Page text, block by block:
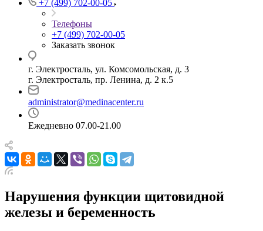
+7 (499) 702-00-05
Телефоны
+7 (499) 702-00-05
Заказать звонок
г. Электросталь, ул. Комсомольская, д. 3
г. Электросталь, пр. Ленина, д. 2 к.5
administrator@medinacenter.ru
Ежедневно 07.00-21.00
Нарушения функции щитовидной
железы и беременность